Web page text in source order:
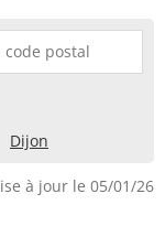
Dijon
à jour le 05/01/26